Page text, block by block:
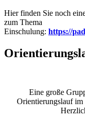
Hier finden Sie noch
zum Thema
Einschulung: https://
Eine große
Orientierungslauf